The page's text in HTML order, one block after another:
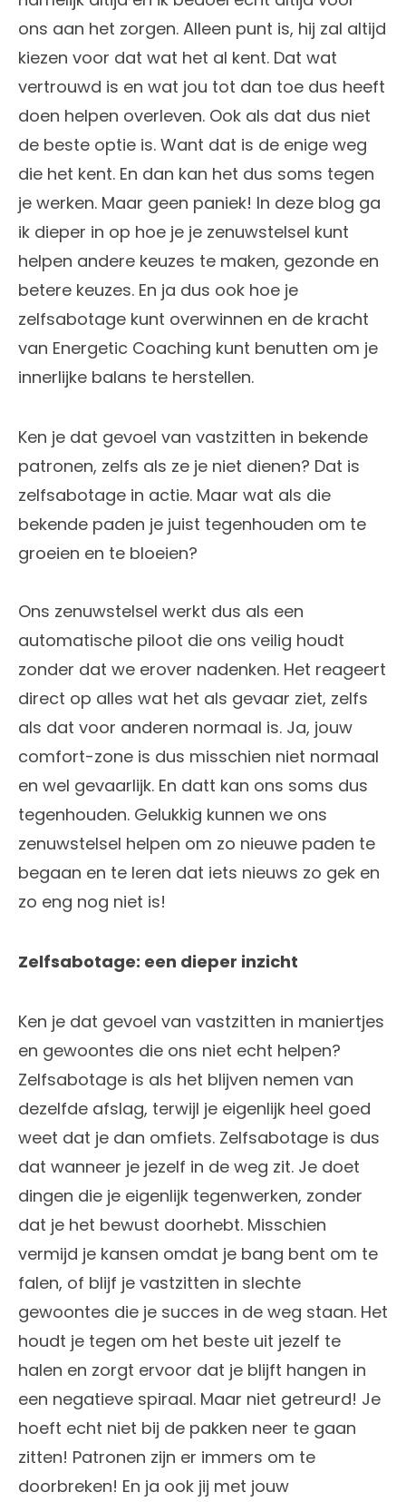
ons aan het zorgen. Alleen punt is, hij zal altijd
kiezen voor dat wat het al kent. Dat wat
vertrouwd is en wat jou tot dan toe dus heeft
doen helpen overleven. Ook als dat dus niet
de beste optie is. Want dat is de enige weg
die het kent. En dan kan het dus soms tegen
je werken. Maar geen paniek! In deze blog ga
ik dieper in op hoe je je zenuwstelsel kunt
helpen andere keuzes te maken, gezonde en
betere keuzes. En ja dus ook hoe je
zelfsabotage kunt overwinnen en de kracht
van Energetic Coaching kunt benutten om je
innerlijke balans te herstellen.
Ken je dat gevoel van vastzitten in bekende
patronen, zelfs als ze je niet dienen? Dat is
zelfsabotage in actie. Maar wat als die
bekende paden je juist tegenhouden om te
groeien en te bloeien?
Ons zenuwstelsel werkt dus als een
automatische piloot die ons veilig houdt
zonder dat we erover nadenken. Het reageert
direct op alles wat het als gevaar ziet, zelfs
als dat voor anderen normaal is. Ja, jouw
comfort-zone is dus misschien niet normaal
en wel gevaarlijk. En datt kan ons soms dus
tegenhouden. Gelukkig kunnen we ons
zenuwstelsel helpen om zo nieuwe paden te
begaan en te leren dat iets nieuws zo gek en
zo eng nog niet is!
Zelfsabotage: een dieper inzicht
Ken je dat gevoel van vastzitten in maniertjes
en gewoontes die ons niet echt helpen?
Zelfsabotage is als het blijven nemen van
dezelfde afslag, terwijl je eigenlijk heel goed
weet dat je dan omfiets. Zelfsabotage is dus
dat wanneer je jezelf in de weg zit. Je doet
dingen die je eigenlijk tegenwerken, zonder
dat je het bewust doorhebt. Misschien
vermijd je kansen omdat je bang bent om te
falen, of blijf je vastzitten in slechte
gewoontes die je succes in de weg staan. Het
houdt je tegen om het beste uit jezelf te
halen en zorgt ervoor dat je blijft hangen in
een negatieve spiraal. Maar niet getreurd! Je
hoeft echt niet bij de pakken neer te gaan
zitten! Patronen zijn er immers om te
doorbreken! En ja ook jij met jouw